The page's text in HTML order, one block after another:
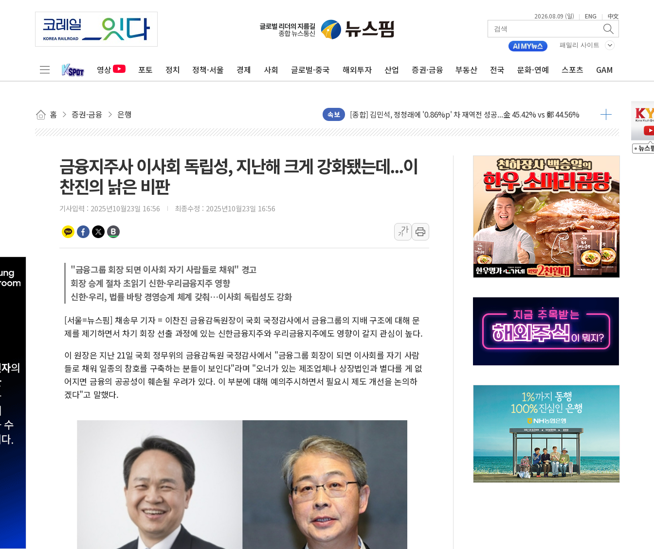
2026.08.09 (일) | ENG | 中文
패밀리 사이트
영상 포토 정치 정책·서울 경제 사회 글로벌·중국 해외투자 산업 증권·금융 부동산 전국 문화·연예 스포츠 GAM
홈 증권·금융 은행 속보
포항시 재난예산 40억 긴급 투입…고수온 양식장 복구·지원 '총력'
인천 합동연설회 나선 송영길·정청래·김민석 당대표 후보
김민석, 2주차 제주·인천 경선서 정청래에 승리...47.75% vs 42.08%
[속보] 민주, 제주·인천 경선 결과 발표...김민석 47.75% 정청래 42.08%
[속보] 민주, 인천 경선 결과 발표...김민석 45.09% 정청래 43.27% 송영길 11.63%
[속보] 민주, 제주 경선 결과 발표...김민석 52.64% 정청래 39.89% 송영길 7.47%
美, 이란전 출구전략 만지작…공습 한계·탄약 부족 현실화
강릉·동해·삼척 시간당 최대 50㎜ 폭우…강원 동해안 강한 비 이어져
폐기물 수거하다 참변…60대 환경미화원 수거차에 치여 사망
서울 중랑구 주택가서 흉기 난동…60대 남성 2명 숨져
李대통령 "결혼 때문에 손해 보는 일 없게"…'결혼 페널티' 22개 과제 손본다
여수 오동도 인근 해상서 모터보트 전복…1명 사망·1명 실종
추미애, '위안부' 피해자 기림의 날 참석..."국제적 시민 연대로 목소리 내야"
인천 선재도 갯벌서 해루질 중 실종 60대 나흘만에 숨진 채 발견
인천서 말다툼 중 어머니 흉기 살해 10대 아들 체포
'화합' 꺼낸 김민석에 '뻔뻔' 받아친 정청래…제주 연설서 신경전 고조
금융지주사 이사회 독립성, 지난해 크게 강화됐는데...이
찬진의 낡은 비판
기사입력 : 2025년10월23일 16:56 최종수정 : 2025년10월23일 16:56
가
가
"금융그룹 회장 되면 이사회 자기 사람들로 채워" 경고
회장 승계 절차 초읽기 신한·우리금융지주 영향
신한·우리, 법률 바탕 경영승계 체계 갖춰…이사회 독립성도 강화
[서울=뉴스핌] 채송무 기자 = 이찬진 금융감독원장이 국회 국정감사에서 금융그룹의 지배 구조에 대해 문
제를 제기하면서 차기 회장 선출 과정에 있는 신한금융지주와 우리금융지주에도 영향이 갈지 관심이 높다.
이 원장은 지난 21일 국회 정무위의 금융감독원 국정감사에서 "금융그룹 회장이 되면 이사회를 자기 사람
들로 채워 일종의 참호를 구축하는 분들이 보인다"라며 "오너가 있는 제조업체나 상장법인과 별다를 게 없
어지면 금융의 공공성이 훼손될 우려가 있다. 이 부분에 대해 예의주시하면서 필요시 제도 개선을 논의하
겠다"고 말했다.